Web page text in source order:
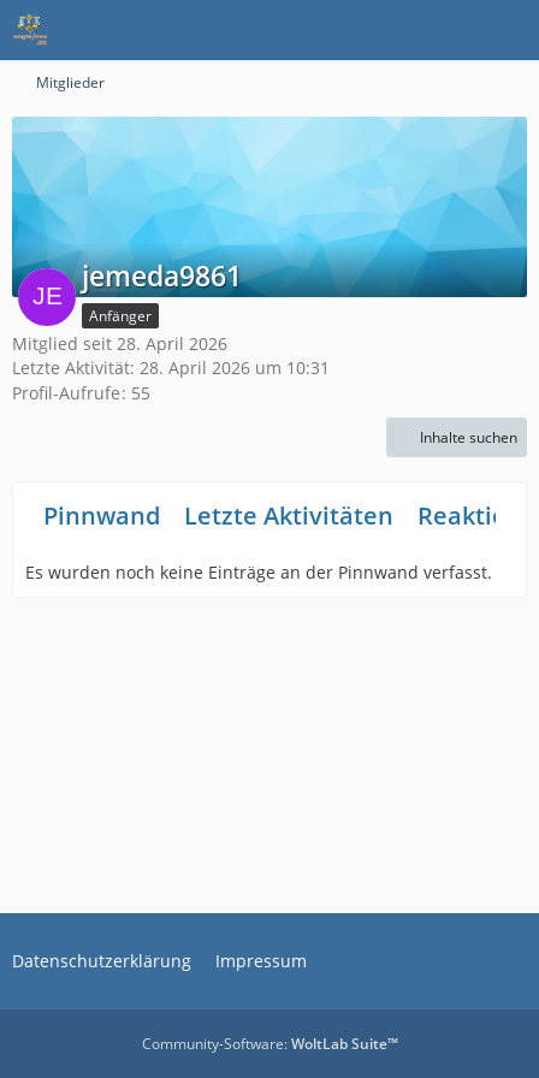
Mitglieder
jemeda9861
Anfänger
Mitglied seit 28. April 2026
Letzte Aktivität: 28. April 2026 um 10:31
Profil-Aufrufe 55
Inhalte suchen
Pinnwand Letzte Aktivitäten
Es wurden noch keine Einträge an der Pinnwand verfasst.
Datenschutzerklärung Impressum
Community-Software:WoltLab Suite™